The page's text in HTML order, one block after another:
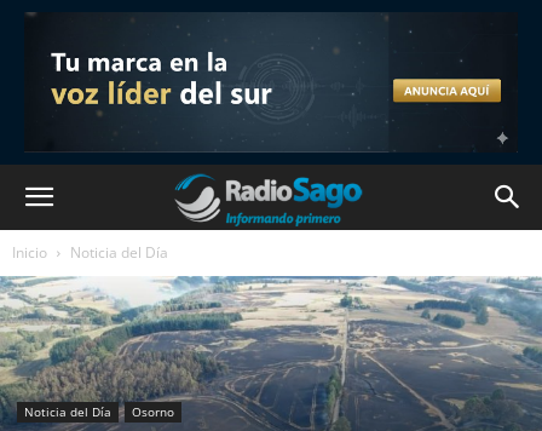
Inicio Noticia del Día
Noticia del Día Osorno